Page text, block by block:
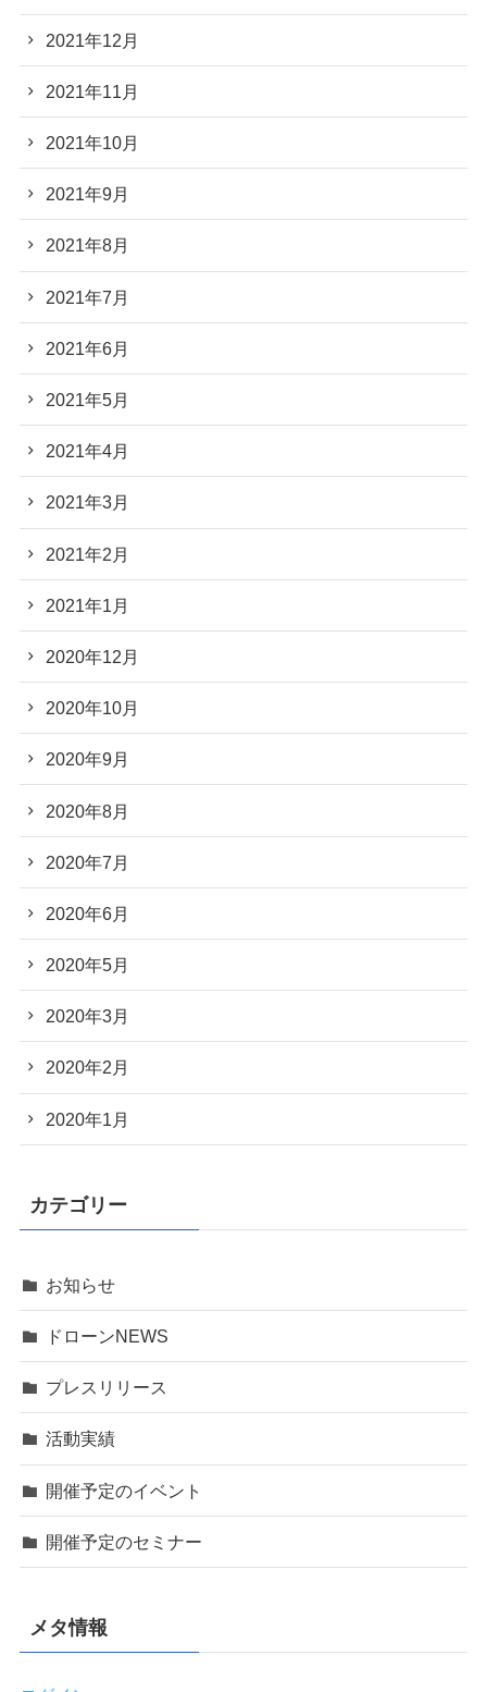
2021年12月
2021年11月
2021年10月
2021年9月
2021年8月
2021年7月
2021年6月
2021年5月
2021年4月
2021年3月
2021年2月
2021年1月
2020年12月
2020年10月
2020年9月
2020年8月
2020年7月
2020年6月
2020年5月
2020年3月
2020年2月
2020年1月
カテゴリー
お知らせ
ドローンNEWS
プレスリリース
活動実績
開催予定のイベント
開催予定のセミナー
メタ情報